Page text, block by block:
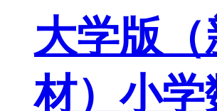
大学版（
材）小学